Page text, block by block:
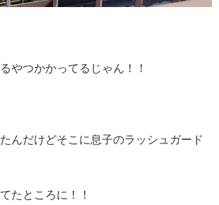
やつかかってるじゃん！！
んだけどそこに息子のラッシュガード
たところに！！